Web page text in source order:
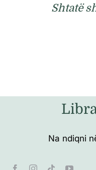
Shtatë
Na ndiqni